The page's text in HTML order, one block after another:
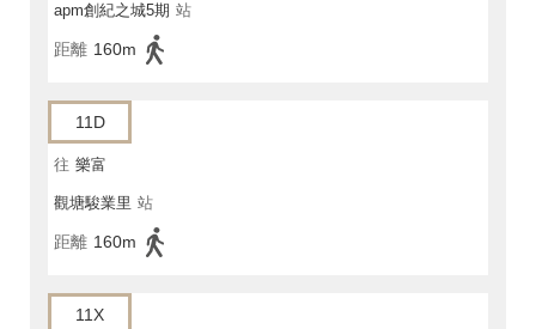
apm創紀之城5期 站
距離 160m
11D
往 樂富
觀塘駿業里 站
距離 160m
11X